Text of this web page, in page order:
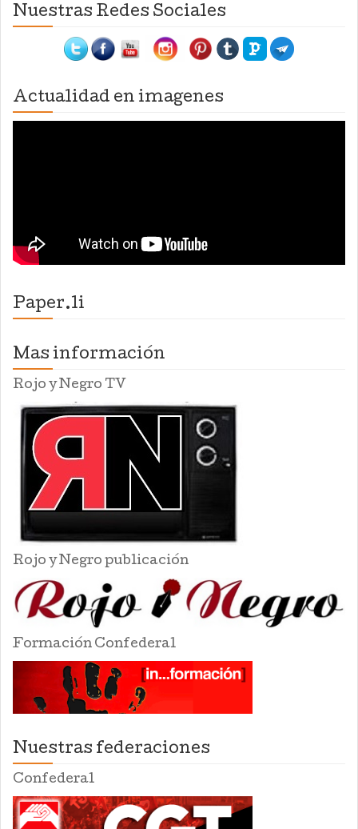
Nuestras Redes Sociales
Actualidad en imagenes
Paper.li
Mas información
Rojo y Negro TV
Rojo y Negro publicación
Formación Confederal
Nuestras federaciones
Confederal